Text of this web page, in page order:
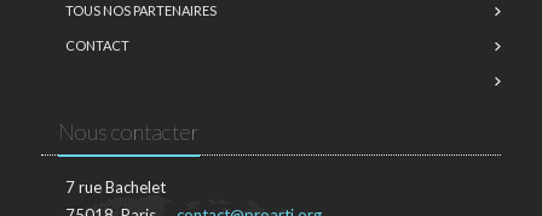
TOUS NOS PARTENAIRES
CONTACT
Nous contacter
7 rue Bachelet